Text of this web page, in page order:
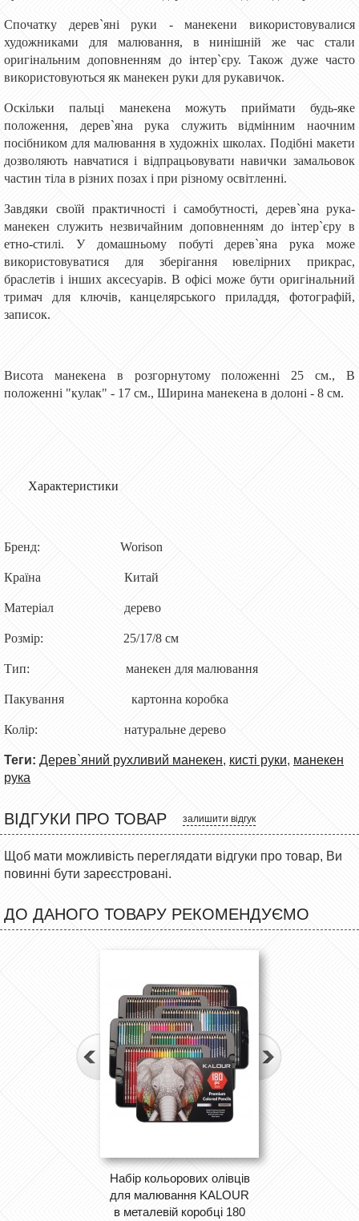
Спочатку дерев`яні руки - манекени використовувалися
художниками для малювання, в нинішній же час стали
оригінальним доповненням до інтер`єру. Також дуже часто
використовуються як манекен руки для рукавичок.
Оскільки пальці манекена можуть приймати будь-яке
положення, дерев`яна рука служить відмінним наочним
посібником для малювання в художніх школах. Подібні макети
дозволяють навчатися і відпрацьовувати навички замальовок
частин тіла в різних позах і при різному освітленні.
Завдяки своїй практичності і самобутності, дерев`яна рука-
манекен служить незвичайним доповненням до інтер`єру в
етно-стилі. У домашньому побуті дерев`яна рука може
використовуватися для зберігання ювелірних прикрас,
браслетів і інших аксесуарів. В офісі може бути оригінальний
тримач для ключів, канцелярського приладдя, фотографій,
записок.
Висота манекена в розгорнутому положенні 25 см., В
положенні "кулак" - 17 см., Ширина манекена в долоні - 8 см.
Характеристики
Бренд: Worison
Країна Китай
Матеріал дерево
Розмір: 25/17/8 см
Тип: манекен для малювання
Пакування картонна коробка
Колір: натуральне дерево
Теги: Дерев`яний рухливий манекен, кисті руки, манекен
рука
ВІДГУКИ ПРО ТОВАР залишити відгук
Щоб мати можливість переглядати відгуки про товар, Ви
повинні бути зареєстровані.
ДО ДАНОГО ТОВАРУ РЕКОМЕНДУЄМО
Набір кольорових олівців
для малювання KALOUR
в металевій коробці 180